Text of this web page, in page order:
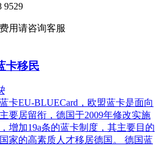
9529
用请咨询客服
卡移民
卡EU-BLUECard，欧盟蓝卡是面向
要居留衔，德国于2009年修改实施
增加19a条的蓝卡制度，其主要目的
家的高素质人才移居德国。 德国蓝